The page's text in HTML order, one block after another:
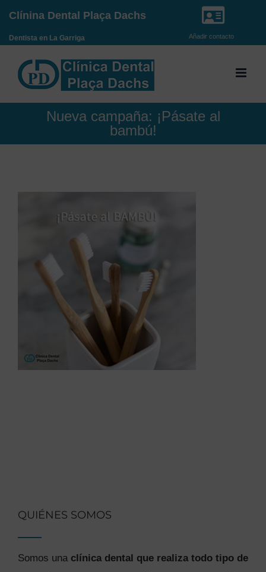
Saltar
Clínina Dental Plaça Dachs
Dentista en La Garriga Añadir contacto
Nueva campaña: ¡Pásate al
bambú!
QUIÉNES SOMOS
Somos una clínica dental que realiza todo tipo de